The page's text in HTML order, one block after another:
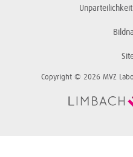
Copyright © 2026 MVZ